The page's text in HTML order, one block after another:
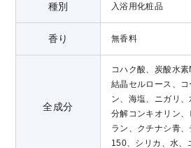
種別 入浴用化粧品
香り 無香料
全成分
コハク酸、炭酸水
結晶セルロース、
ン、海塩、ニガリ
分解コンキオリン
ラン、クチナシ青
150、シリカ、水、